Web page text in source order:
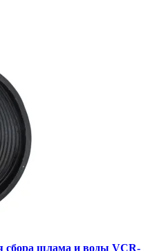
сбора шлама и воды VCR-